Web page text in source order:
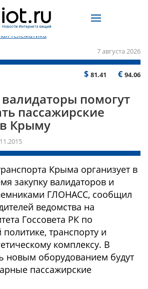
телематика
7 августа 2026
$ 81.41 € 94.06
помогут
пассажирские
Крыму
Крыма организует в
закупку валидаторов и
ГЛОНАСС, сообщил
ведомства на
Госсовета РК по
транспорту и
комплексу. В
новым оборудованием будут
пассажирские